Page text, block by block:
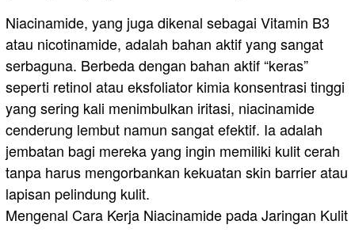
​Niacinamide, yang juga dikenal sebagai Vitamin B3
atau nicotinamide, adalah bahan aktif yang sangat
serbaguna. Berbeda dengan bahan aktif “keras”
seperti retinol atau eksfoliator kimia konsentrasi tinggi
yang sering kali menimbulkan iritasi, niacinamide
cenderung lembut namun sangat efektif. Ia adalah
jembatan bagi mereka yang ingin memiliki kulit cerah
tanpa harus mengorbankan kekuatan skin barrier atau
lapisan pelindung kulit.
​Mengenal Cara Kerja Niacinamide pada Jaringan Kulit